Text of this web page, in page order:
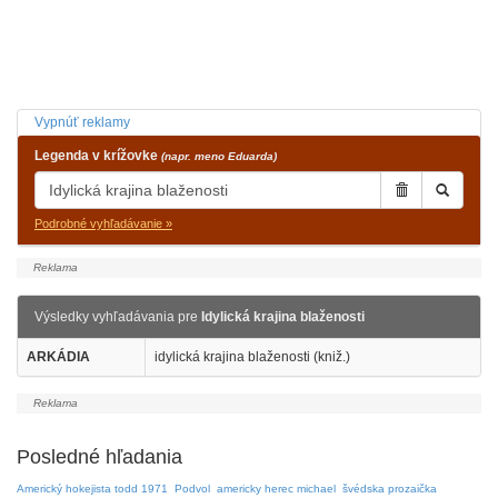
Vypnúť reklamy
Legenda v krížovke (napr. meno Eduarda)
Podrobné vyhľadávanie »
Výsledky vyhľadávania pre Idylická krajina blaženosti
ARKÁDIA idylická krajina blaženosti (kniž.)
Posledné hľadania
Americký hokejista todd 1971 Podvol americky herec michael švédska prozaička